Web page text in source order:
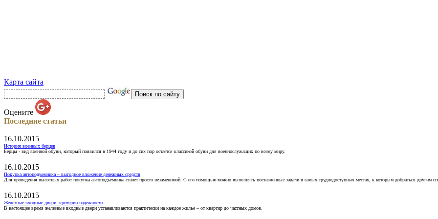
Карта сайта
Оцените
Последние статьи
16.10.2015
История военных берцев
Берцы - вид военной обуви, который появился в 1944 году и до сих пор остаётся классикой обуви для военнослужащих по всему миру.
16.10.2015
Покупка автоподъемника – выгодное вложение денежных средств
Для проведения высотных работ покупка автоподъемника станет просто незаменимой. С его помощью можно выполнять поставленные задачи в самых труднодоступных местах, к которым добраться другим
16.10.2015
Железные входные двери: критерии надежности
В настоящее время железные входные двери устанавливаются практически на каждое жилье – от квартир до частных домов.